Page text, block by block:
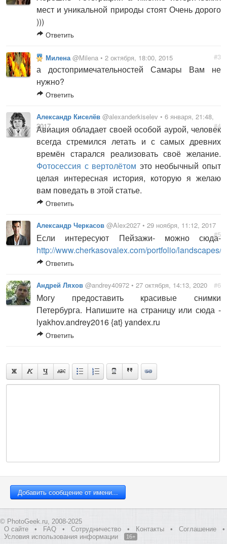
мест и уникальной природы стоят Очень дорого
)))
Ответить
Милена@Milena • 2 октября, 18:00, 2015 #3
а достопримечательностей Самары Вам не
нужно?
Ответить
Александр Киселёв @alexanderkiselev • 6 января, 21:48,
2017
#4
Авиация обладает своей особой аурой, человек
всегда стремился летать и с самых древних
времён старался реализовать своё желание.
Фотосессия с вертолётом это необычный опыт
целая интересная история, которую я желаю
вам поведать в этой статье.
Ответить
Александр Черкасов @Alex2027 • 29 ноября, 11:12, 2017
#5
Если интересуют Пейзажи- можно сюда-
http://www.cherkasovalex.com/portfolio/landscapes/
Ответить
Андрей Ляхов @andrey40972 • 27 октября, 14:13, 2020 #6
Могу предоставить красивые снимки
Петербурга. Напишите на страницу или сюда -
lyakhov.andrey2016 {at} yandex.ru
Ответить
© PhotoGeek.ru, 2008-2025
О сайте
• FAQ • Сотрудничество • Контакты • Соглашение
•
Условия использования информации
16+